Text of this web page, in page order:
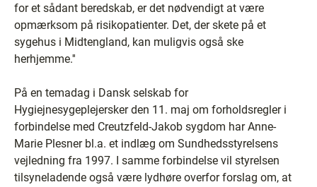
for et sådant beredskab, er det nødvendigt at være
opmærksom på risikopatienter. Det, der skete på et
sygehus i Midtengland, kan muligvis også ske
herhjemme.''
På en temadag i Dansk selskab for
Hygiejnesygeplejersker den 11. maj om forholdsregler i
forbindelse med Creutzfeld-Jakob sygdom har Anne-
Marie Plesner bl.a. et indlæg om Sundhedsstyrelsens
vejledning fra 1997. I samme forbindelse vil styrelsen
tilsyneladende også være lydhøre overfor forslag om, at